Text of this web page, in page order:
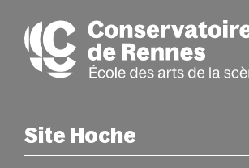
Site Hoche